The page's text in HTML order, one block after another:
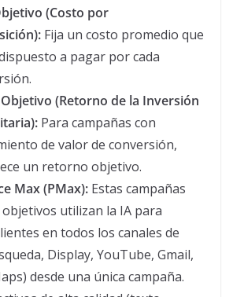
(Costo por
Fija un costo promedio que
a pagar por cada
Objetivo (Retorno de la Inversión
Para campañas con
de valor de conversión,
un retorno objetivo.
Max (PMax): Estas campañas
objetivos utilizan la IA para
en todos los canales de
Display, YouTube, Gmail,
desde una única campaña.